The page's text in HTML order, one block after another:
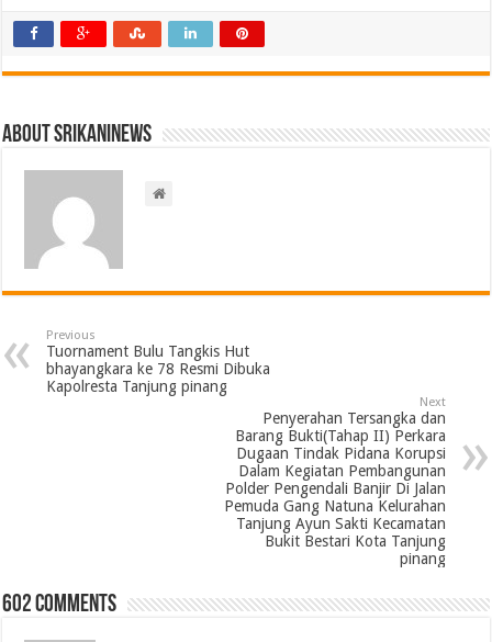
About srikaninews
Previous
Tuornament Bulu Tangkis Hut
bhayangkara ke 78 Resmi Dibuka
Kapolresta Tanjung pinang
Next
Penyerahan Tersangka dan
Barang Bukti(Tahap II) Perkara
Dugaan Tindak Pidana Korupsi
Dalam Kegiatan Pembangunan
Polder Pengendali Banjir Di Jalan
Pemuda Gang Natuna Kelurahan
Tanjung Ayun Sakti Kecamatan
Bukit Bestari Kota Tanjung
pinang
602 comments